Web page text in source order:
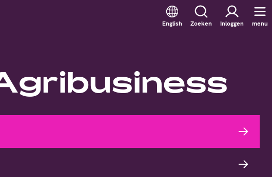
English Zoeken Inloggen menu